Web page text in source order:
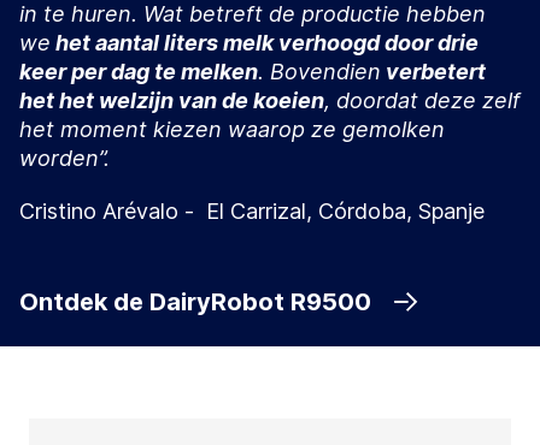
in te huren. Wat betreft de productie hebben
we het aantal liters melk verhoogd door drie
keer per dag te melken. Bovendien verbetert
het het welzijn van de koeien, doordat deze zelf
het moment kiezen waarop ze gemolken
worden”.
Cristino Arévalo - El Carrizal, Córdoba, Spanje
Ontdek de DairyRobot R9500